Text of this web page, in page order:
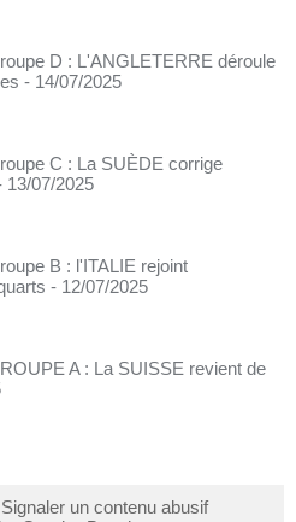
D : L'ANGLETERRE déroule
- 14/07/2025
C : La SUÈDE corrige
13/07/2025
B : l'ITALIE rejoint
- 12/07/2025
A : La SUISSE revient de
Signaler un contenu abusif